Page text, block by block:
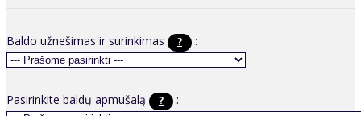
Baldo užnešimas ir surinkimas ? :
Pasirinkite baldų apmušalą ? :